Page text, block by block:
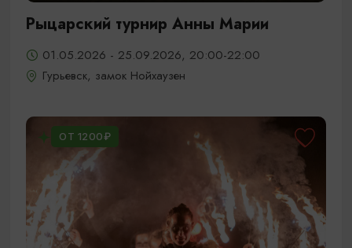
Рыцарский турнир Анны Марии
01.05.2026 - 25.09.2026, 20:00-22:00
Гурьевск, замок Нойхаузен
ОТ 1200₽